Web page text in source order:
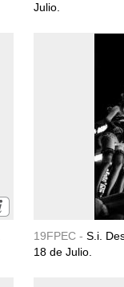
Julio.
19FPEC - S.i.
18 de Julio.